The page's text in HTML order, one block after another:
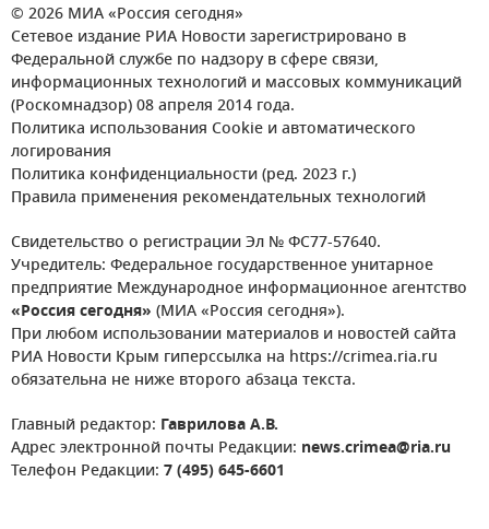
© 2026 МИА «Россия сегодня»
Сетевое издание РИА Новости зарегистрировано в
Федеральной службе по надзору в сфере связи,
информационных технологий и массовых коммуникаций
(Роскомнадзор) 08 апреля 2014 года.
Политика использования Cookie и автоматического
логирования
Политика конфиденциальности (ред. 2023 г.)
Правила применения рекомендательных технологий
Свидетельство о регистрации Эл № ФС77-57640.
Учредитель: Федеральное государственное унитарное
предприятие Международное информационное агентство
«Россия сегодня» (МИА «Россия сегодня»).
При любом использовании материалов и новостей сайта
РИА Новости Крым гиперссылка на https://crimea.ria.ru
обязательна не ниже второго абзаца текста.
Главный редактор: Гаврилова А.В.
Адрес электронной почты Редакции: news.crimea@ria.ru
Телефон Редакции: 7 (495) 645-6601